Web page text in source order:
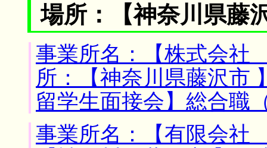
場所：【神奈川県藤
事業所名：【株式会
所：【神奈川県藤沢市
留学生面接会】総合
事業所名：【有限会